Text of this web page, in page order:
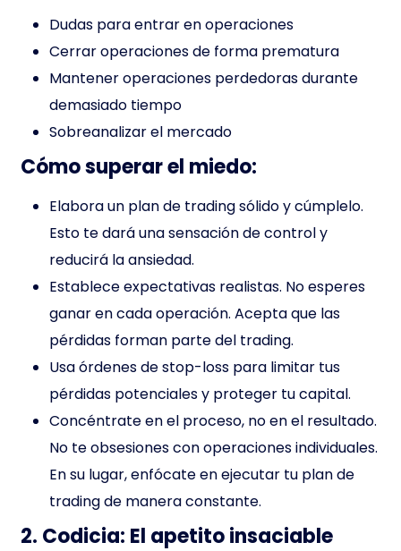
Dudas para entrar en operaciones
Cerrar operaciones de forma prematura
Mantener operaciones perdedoras durante
demasiado tiempo
Sobreanalizar el mercado
Cómo superar el miedo:
Elabora un plan de trading sólido y cúmplelo.
Esto te dará una sensación de control y
reducirá la ansiedad.
Establece expectativas realistas. No esperes
ganar en cada operación. Acepta que las
pérdidas forman parte del trading.
Usa órdenes de stop-loss para limitar tus
pérdidas potenciales y proteger tu capital.
Concéntrate en el proceso, no en el resultado.
No te obsesiones con operaciones individuales.
En su lugar, enfócate en ejecutar tu plan de
trading de manera constante.
2. Codicia: El apetito insaciable